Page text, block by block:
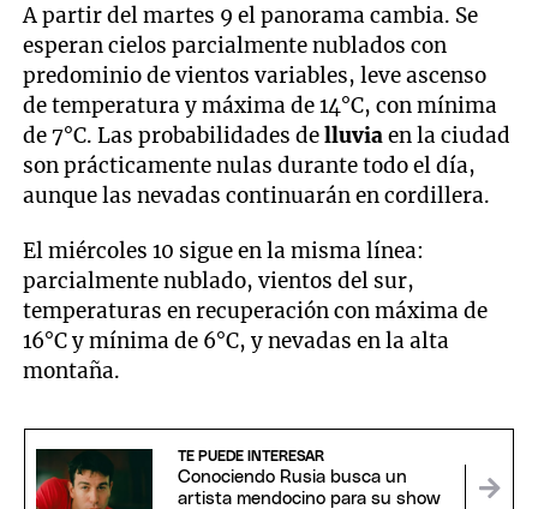
A partir del martes 9 el panorama cambia. Se
esperan cielos parcialmente nublados con
predominio de vientos variables, leve ascenso
de temperatura y máxima de 14°C, con mínima
de 7°C. Las probabilidades delluviaen la ciudad
son prácticamente nulas durante todo el día,
aunque las nevadas continuarán en cordillera.
El miércoles 10 sigue en la misma línea:
parcialmente nublado, vientos del sur,
temperaturas en recuperación con máxima de
16°C y mínima de 6°C, y nevadas en la alta
montaña.
TE PUEDE INTERESAR
Conociendo Rusia busca un
artista mendocino para su show